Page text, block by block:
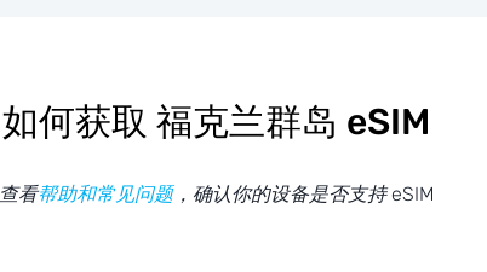
如何获取 福克兰群岛 eSIM
查看帮助和常见问题，确认你的设备是否支持 eSIM